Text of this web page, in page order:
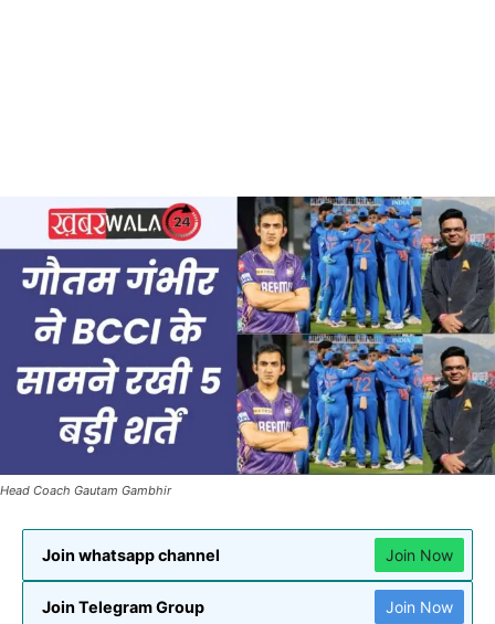
Head Coach Gautam Gambhir
Join whatsapp channel Join Now
Join Telegram Group Join Now